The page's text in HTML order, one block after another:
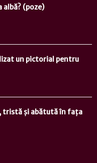
albă? (poze)
un pictorial pentru
tristă și abătută în fața